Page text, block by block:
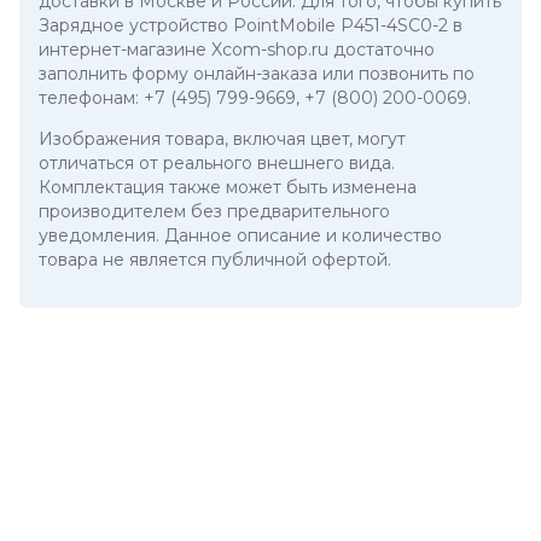
Зарядное устройство PointMobile P451-4SC0-2 в
интернет-магазине Xcom-shop.ru достаточно
заполнить форму онлайн-заказа или позвонить по
телефонам: +7 (495) 799-9669, +7 (800) 200-0069.
Изображения товара, включая цвет, могут
отличаться от реального внешнего вида.
Комплектация также может быть изменена
производителем без предварительного
уведомления. Данное описание и количество
товара не является публичной офертой.